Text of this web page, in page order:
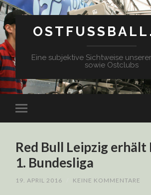
Eine subjektive Sichtweise
sowie Ostclubs
Red Bull Leipzig erhält
1. Bundesliga
19. APRIL 2016 KEINE KOMMENTARE